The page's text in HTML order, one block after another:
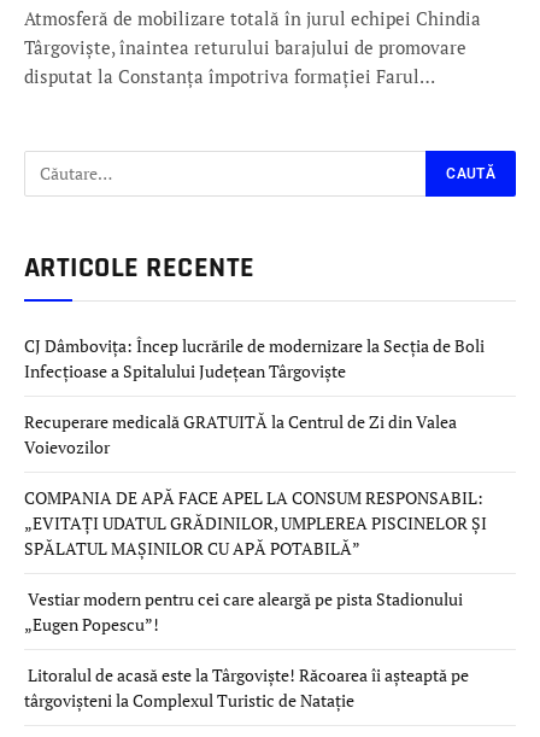
Atmosferă de mobilizare totală în jurul echipei Chindia
Târgoviște, înaintea returului barajului de promovare
disputat la Constanța împotriva formației Farul…
ARTICOLE RECENTE
CJ Dâmbovița: Încep lucrările de modernizare la Secția de Boli
Infecțioase a Spitalului Județean Târgoviște
Recuperare medicală GRATUITĂ la Centrul de Zi din Valea
Voievozilor
COMPANIA DE APĂ FACE APEL LA CONSUM RESPONSABIL:
„EVITAȚI UDATUL GRĂDINILOR, UMPLEREA PISCINELOR ȘI
SPĂLATUL MAȘINILOR CU APĂ POTABILĂ”
Vestiar modern pentru cei care aleargă pe pista Stadionului
„Eugen Popescu”!
Litoralul de acasă este la Târgoviște! Răcoarea îi așteaptă pe
târgovișteni la Complexul Turistic de Natație